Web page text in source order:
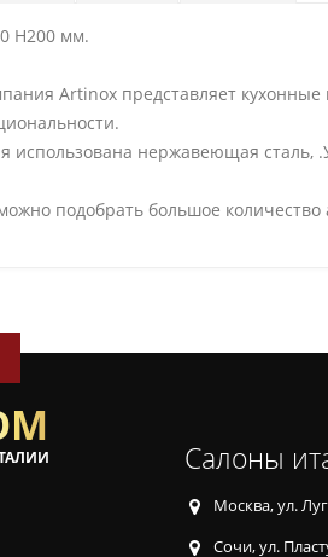
H200 мм.
Artinox представляет
использована нержавеющая сталь,
подобрать большое
Салоны
Москва, ул.
Сочи, ул.